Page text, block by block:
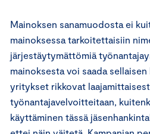
Mainoksen sanamuodosta ei
mainoksessa tarkoitettaisiin
järjestäytymättömiä
mainoksesta voi saada
yritykset rikkovat
työnantajavelvoitteitaan,
käyttäminen tässä